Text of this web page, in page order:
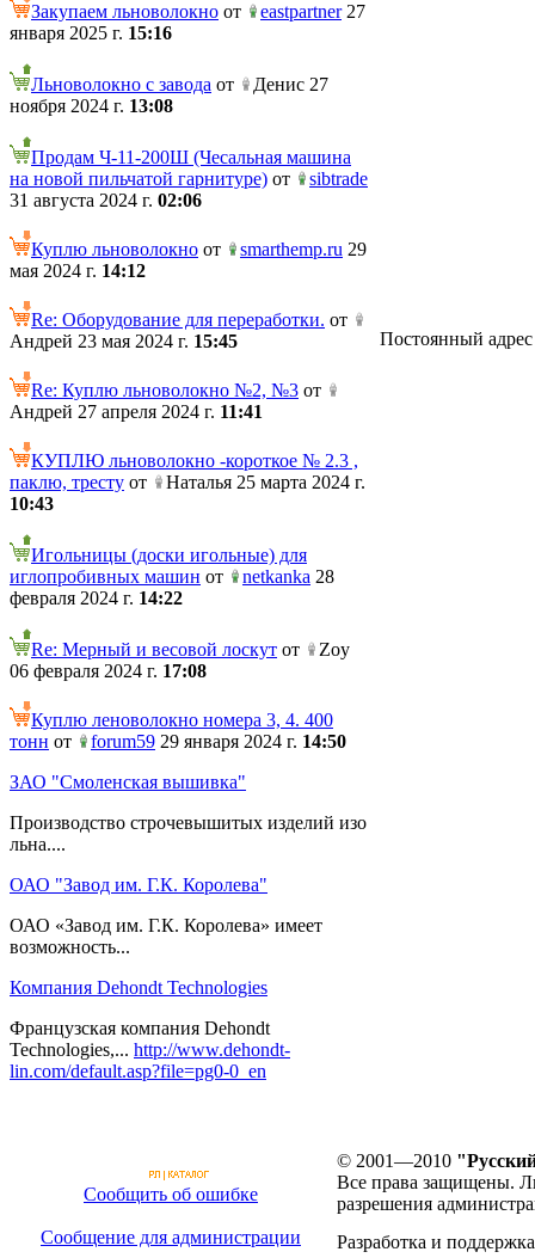
Закупаем льноволокно от eastpartner27
января 2025 г. 15:16
Льноволокно с завода от
Денис 27
ноября 2024 г. 13:08
Продам Ч-11-200Ш (Чесальная машина
на новой пильчатой гарнитуре) от
sibtrade
31 августа 2024 г. 02:06
Куплю льноволокно от smarthemp.ru 29
мая 2024 г. 14:12
Re: Оборудование для переработки. от
Андрей 23 мая 2024 г. 15:45
Re: Куплю льноволокно №2, №3 от
Андрей 27 апреля 2024 г. 11:41
КУПЛЮ льноволокно -короткое № 2.3 ,
паклю, тресту от
Наталья 25 марта 2024 г.
10:43
Игольницы (доски игольные) для
иглопробивных машин от netkanka 28
февраля 2024 г. 14:22
Re: Мерный и весовой лоскут от
Zoy
06 февраля 2024 г. 17:08
Куплю леноволокно номера 3, 4. 400
тонн от forum59 29 января 2024 г. 14:50
ЗАО "Смоленская вышивка"
Производство строчевышитых изделий изо
льна....
ОАО "Завод им. Г.К. Королева"
ОАО «Завод им. Г.К. Королева» имеет
возможность...
Компания Dehondt Technologies
Французская компания Dehondt
Technologies,... http://www.dehondt-
lin.com/default.asp?file=pg0-0_en
Постоянный
Сообщить об ошибке
Сообщение для администрации
© 2001—2010
Все права защищены.
разрешения
Разработка и